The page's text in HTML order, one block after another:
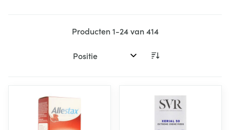
Producten1-24van414
Sorteer op: